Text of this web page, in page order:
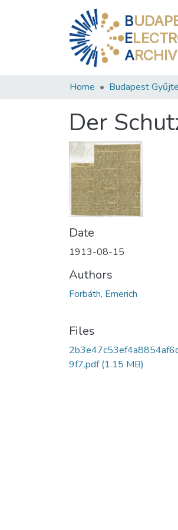
B
E
A
Home Budapest
Der
Date
1913-08-15
Authors
Forbáth, Emerich
Files
9f7.pdf(1.15 MB)